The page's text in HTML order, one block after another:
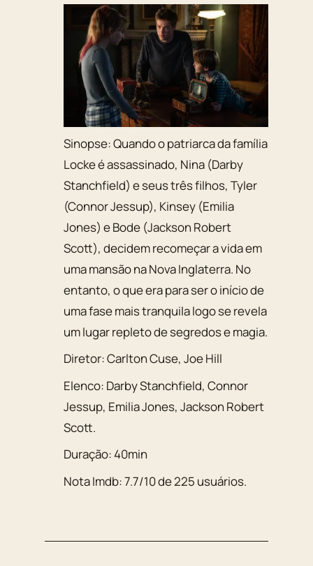
Sinopse:Quando o patriarca da família
Locke é assassinado, Nina (Darby
Stanchfield) e seus três filhos, Tyler
(Connor Jessup), Kinsey (Emilia
Jones) e Bode (Jackson Robert
Scott), decidem recomeçar a vida em
uma mansão na Nova Inglaterra. No
entanto, o que era para ser o início de
uma fase mais tranquila logo se revela
um lugar repleto de segredos e magia.
Diretor:Carlton Cuse, Joe Hill
Elenco: Darby Stanchfield,Connor
Jessup, Emilia Jones,Jackson Robert
Scott.
Duração:40min
Nota Imdb:7.7/10de225 usuários.